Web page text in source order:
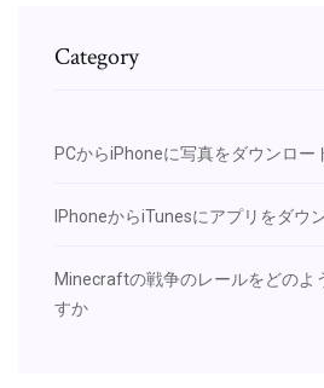
Category
PCからiPhoneに写真をダウンロー
IPhoneからiTunesにアプリをダウ
Minecraftの戦争のレールをどのよ
すか